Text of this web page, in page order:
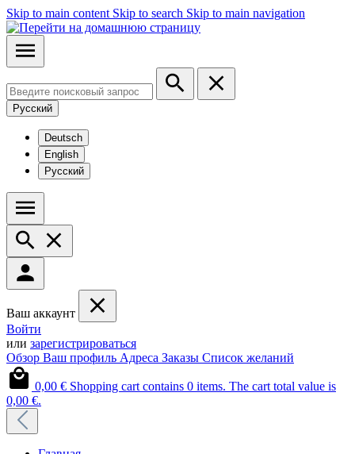
Skip to main content Skip to search Skip to main navigation
Русский
Deutsch
English
Русский
Ваш аккаунт
Войти
или зарегистрироваться
Обзор Ваш профиль Адреса Заказы Список желаний
0,00 € Shopping cart contains 0 items. The cart total value is
0,00 €.